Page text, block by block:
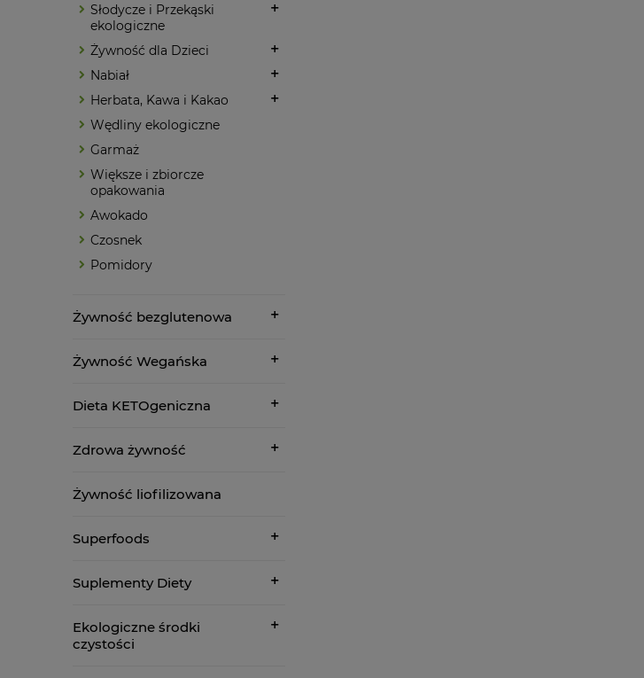
Słodycze i Przekąski
ekologiczne
Żywność dla Dzieci
Nabiał
Herbata, Kawa i Kakao
Wędliny ekologiczne
Garmaż
Większe i zbiorcze
opakowania
Awokado
Czosnek
Pomidory
Żywność bezglutenowa
Żywność Wegańska
Dieta KETOgeniczna
Zdrowa żywność
Żywność liofilizowana
Superfoods
Suplementy Diety
Ekologiczne środki
czystości